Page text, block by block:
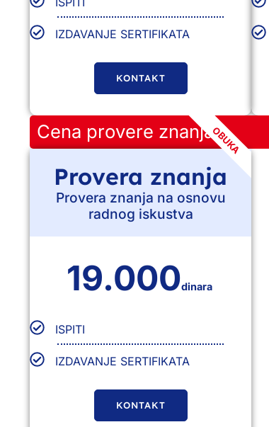
IZDAVANJE SERTIFIKATA
KONTAKT
OBUKA
Cena provere znanja
Provera znanja
Provera znanja na osnovu
radnog iskustva
19.000dinara
ISPITI
IZDAVANJE SERTIFIKATA
KONTAKT